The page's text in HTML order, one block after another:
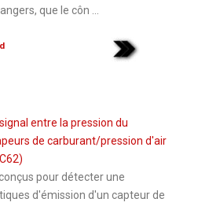
que le côn ...
entre la pression du
de carburant/pression d'air
conçus pour détecter une
d'émission d'un capteur de